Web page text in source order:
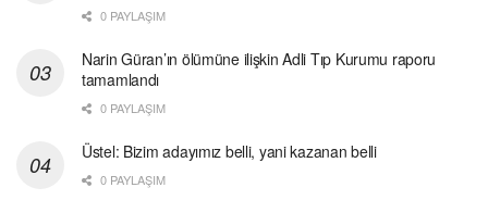
0 PAYLAŞIM
Narin Güran’ın ölümüne ilişkin Adli Tıp Kurumu raporu
tamamlandı
0 PAYLAŞIM
Üstel: Bizim adayımız belli, yani kazanan belli
0 PAYLAŞIM